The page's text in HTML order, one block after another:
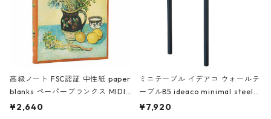
高級ノート FSC認証 中性紙 paper
blanks ペーパーブランクス MIDI
ハードカバー 罫線 ヴァン・ゴッホ
¥2,640
ミニテーブル イデアコ ウォールテ
ーブルB5 ideaco minimal steel f
urniture WALL Table B5 ネイビー
¥7,920